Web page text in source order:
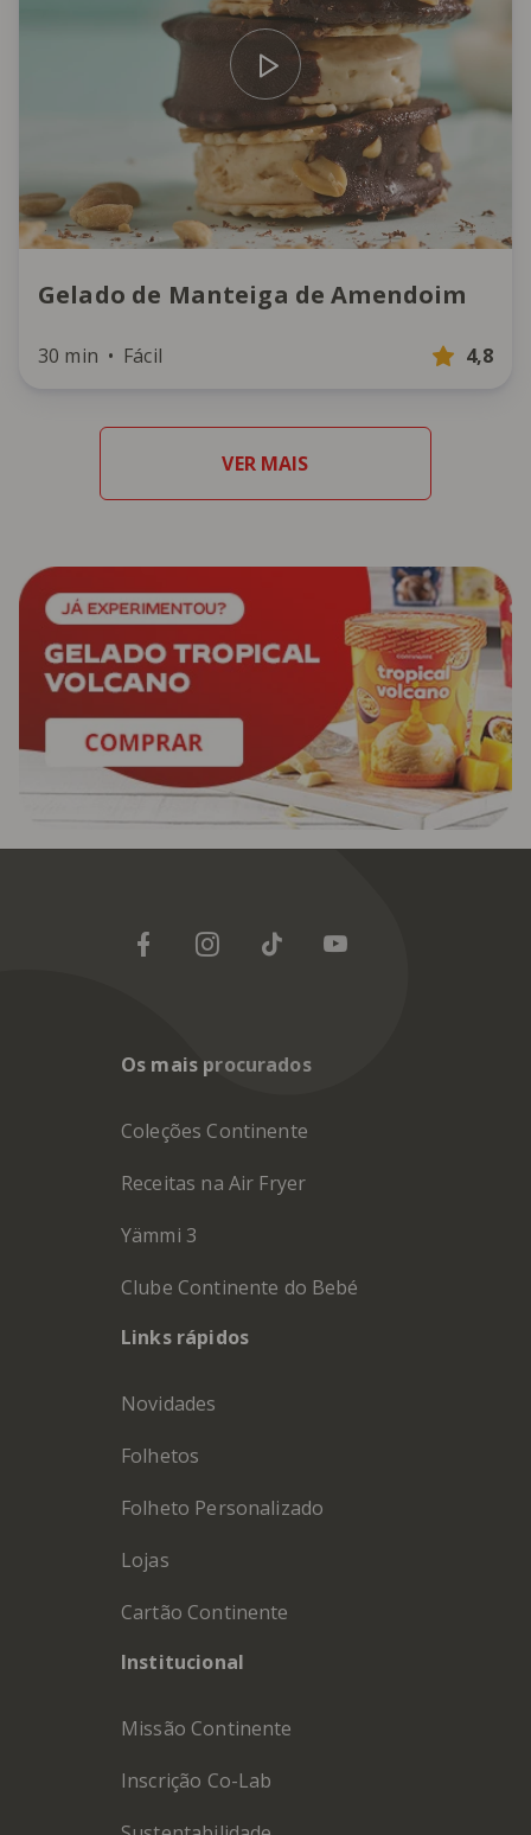
Gelado de Manteiga de Amendoim
30 min Fácil 4,8
VER MAIS
Os mais procurados
Coleções Continente
Receitas na Air Fryer
Yämmi 3
Clube Continente do Bebé
Links rápidos
Novidades
Folhetos
Folheto Personalizado
Lojas
Cartão Continente
Institucional
Missão Continente
Inscrição Co-Lab